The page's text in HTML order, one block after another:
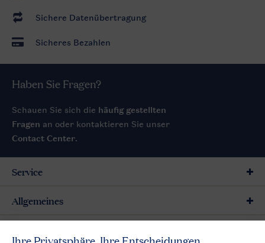
Sichere Datenübertragung
Sicheres Bezahlen
Haben Sie Fragen?
Schauen Sie sich die häufig gestellten
Fragen an oder kontaktieren Sie unser
Contact Center.
Service
Allgemeines